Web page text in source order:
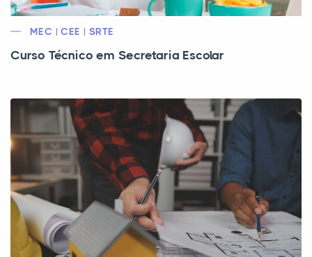
MEC | CEE | SRTE
Curso Técnico em Secretaria Escolar